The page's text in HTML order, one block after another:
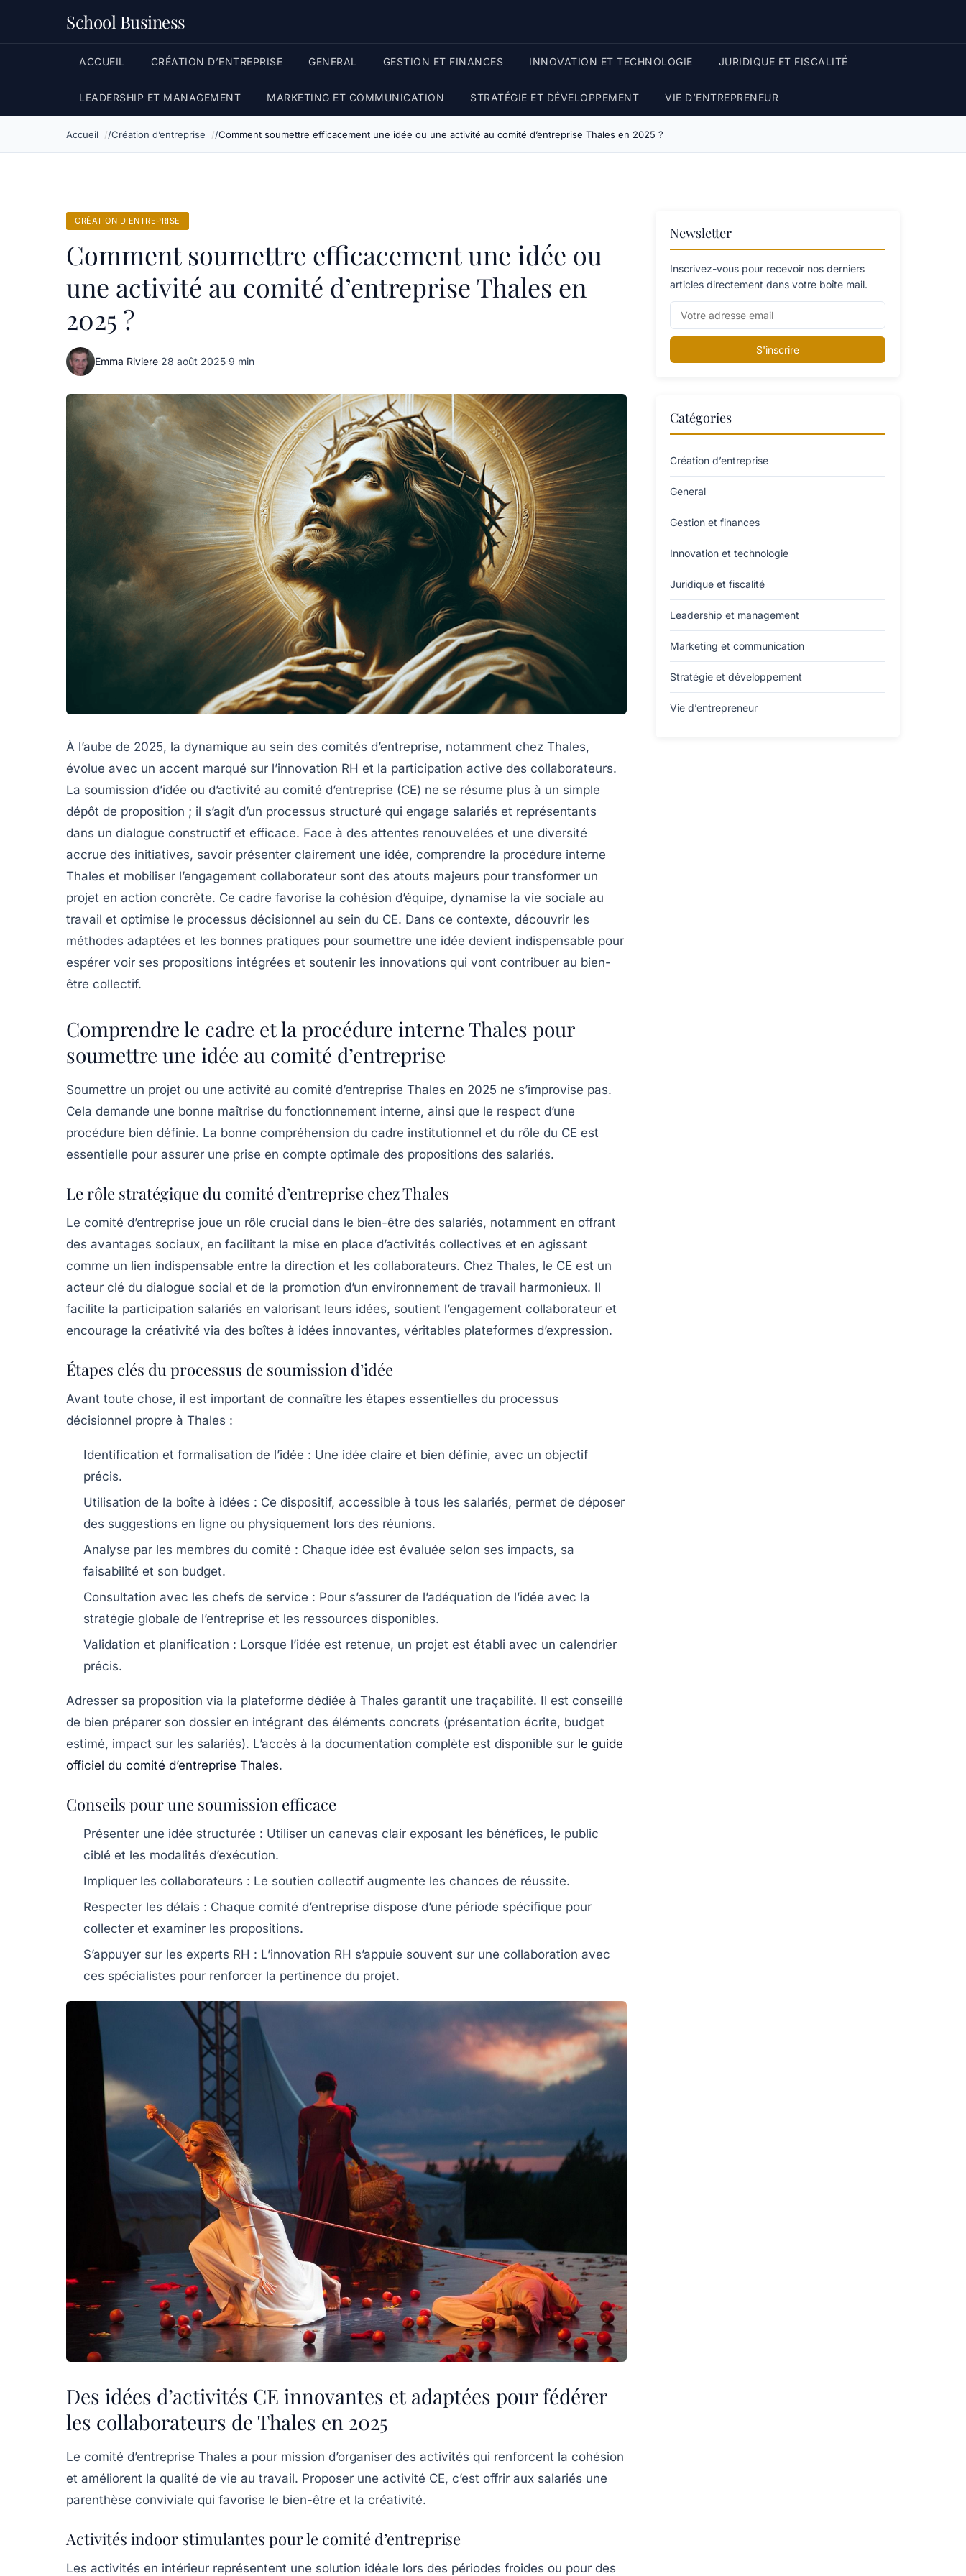
School Business
ACCUEIL CRÉATION D’ENTREPRISE GENERAL GESTION ET FINANCES INNOVATION ET TECHNOLOGIE JURIDIQUE ET FISCALITÉ
LEADERSHIP ET MANAGEMENT MARKETING ET COMMUNICATION STRATÉGIE ET DÉVELOPPEMENT VIE D’ENTREPRENEUR
Accueil Création d’entreprise Comment soumettre efficacement une idée ou une activité au comité d’entreprise Thales en 2025 ?
CRÉATION D’ENTREPRISE
Comment soumettre efficacement une idée ou
une activité au comité d’entreprise Thales en
2025 ?
Emma Riviere·28 août 2025·9 min
À l’aube de 2025, la dynamique au sein des comités d’entreprise, notamment chez Thales,
évolue avec un accent marqué sur l’innovation RH et la participation active des collaborateurs.
La soumission d’idée ou d’activité au comité d’entreprise (CE) ne se résume plus à un simple
dépôt de proposition ; il s’agit d’un processus structuré qui engage salariés et représentants
dans un dialogue constructif et efficace. Face à des attentes renouvelées et une diversité
accrue des initiatives, savoir présenter clairement une idée, comprendre la procédure interne
Thales et mobiliser l’engagement collaborateur sont des atouts majeurs pour transformer un
projet en action concrète. Ce cadre favorise la cohésion d’équipe, dynamise la vie sociale au
travail et optimise le processus décisionnel au sein du CE. Dans ce contexte, découvrir les
méthodes adaptées et les bonnes pratiques pour soumettre une idée devient indispensable pour
espérer voir ses propositions intégrées et soutenir les innovations qui vont contribuer au bien-
être collectif.
Comprendre le cadre et la procédure interne Thales pour
soumettre une idée au comité d’entreprise
Soumettre un projet ou une activité au comité d’entreprise Thales en 2025 ne s’improvise pas.
Cela demande une bonne maîtrise du fonctionnement interne, ainsi que le respect d’une
procédure bien définie. La bonne compréhension du cadre institutionnel et du rôle du CE est
essentielle pour assurer une prise en compte optimale des propositions des salariés.
Le rôle stratégique du comité d’entreprise chez Thales
Le comité d’entreprise joue un rôle crucial dans le bien-être des salariés, notamment en offrant
des avantages sociaux, en facilitant la mise en place d’activités collectives et en agissant
comme un lien indispensable entre la direction et les collaborateurs. Chez Thales, le CE est un
acteur clé du dialogue social et de la promotion d’un environnement de travail harmonieux. Il
facilite la participation salariés en valorisant leurs idées, soutient l’engagement collaborateur et
encourage la créativité via des boîtes à idées innovantes, véritables plateformes d’expression.
Étapes clés du processus de soumission d’idée
Avant toute chose, il est important de connaître les étapes essentielles du processus
décisionnel propre à Thales :
Identification et formalisation de l’idée : Une idée claire et bien définie, avec un objectif
précis.
Utilisation de la boîte à idées : Ce dispositif, accessible à tous les salariés, permet de déposer
des suggestions en ligne ou physiquement lors des réunions.
Analyse par les membres du comité : Chaque idée est évaluée selon ses impacts, sa
faisabilité et son budget.
Consultation avec les chefs de service : Pour s’assurer de l’adéquation de l’idée avec la
stratégie globale de l’entreprise et les ressources disponibles.
Validation et planification : Lorsque l’idée est retenue, un projet est établi avec un calendrier
précis.
Adresser sa proposition via la plateforme dédiée à Thales garantit une traçabilité. Il est conseillé
de bien préparer son dossier en intégrant des éléments concrets (présentation écrite, budget
estimé, impact sur les salariés). L’accès à la documentation complète est disponible sur le guide
officiel du comité d’entreprise Thales.
Conseils pour une soumission efficace
Présenter une idée structurée : Utiliser un canevas clair exposant les bénéfices, le public
ciblé et les modalités d’exécution.
Impliquer les collaborateurs : Le soutien collectif augmente les chances de réussite.
Respecter les délais : Chaque comité d’entreprise dispose d’une période spécifique pour
collecter et examiner les propositions.
S’appuyer sur les experts RH : L’innovation RH s’appuie souvent sur une collaboration avec
ces spécialistes pour renforcer la pertinence du projet.
Des idées d’activités CE innovantes et adaptées pour fédérer
les collaborateurs de Thales en 2025
Le comité d’entreprise Thales a pour mission d’organiser des activités qui renforcent la cohésion
et améliorent la qualité de vie au travail. Proposer une activité CE, c’est offrir aux salariés une
parenthèse conviviale qui favorise le bien-être et la créativité.
Activités indoor stimulantes pour le comité d’entreprise
Les activités en intérieur représentent une solution idéale lors des périodes froides ou pour des
Newsletter
Inscrivez-vous pour recevoir nos derniers
articles directement dans votre boîte mail.
S'inscrire
Catégories
Création d’entreprise
General
Gestion et finances
Innovation et technologie
Juridique et fiscalité
Leadership et management
Marketing et communication
Stratégie et développement
Vie d’entrepreneur